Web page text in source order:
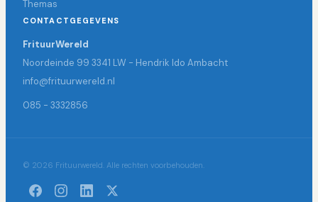
Themas
CONTACTGEGEVENS
FrituurWereld
Noordeinde 99 3341 LW - Hendrik Ido Ambacht
info@frituurwereld.nl
085 - 3332856
© 2026 Frituurwereld. Alle rechten voorbehouden.